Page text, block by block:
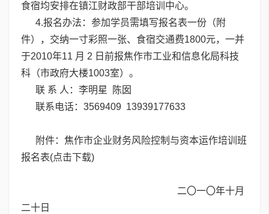
食宿均安排在镇江财政部干部培训中心。
4.报名办法：参加学员需填写报名表一份（附
件），交纳一寸彩照一张、食宿交通费1800元，一并
于2010年11 月 2 日前报焦作市工业和信息化局科技
科（市政府大楼1003室）。
联 系 人：李明星 陈囡
联系电话：3569409 13939177633
附件：焦作市企业财务风险控制与资本运作培训班
报名表(点击下载)
二〇一〇年十月
二十日